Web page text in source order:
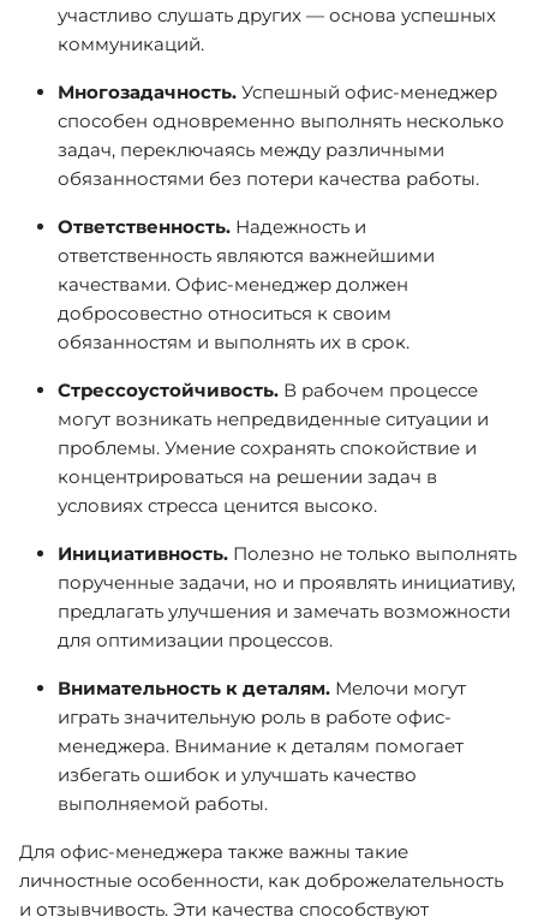
участливо слушать других — основа успешных
коммуникаций.
Многозадачность. Успешный офис-менеджер
способен одновременно выполнять несколько
задач, переключаясь между различными
обязанностями без потери качества работы.
Ответственность. Надежность и
ответственность являются важнейшими
качествами. Офис-менеджер должен
добросовестно относиться к своим
обязанностям и выполнять их в срок.
Стрессоустойчивость. В рабочем процессе
могут возникать непредвиденные ситуации и
проблемы. Умение сохранять спокойствие и
концентрироваться на решении задач в
условиях стресса ценится высоко.
Инициативность. Полезно не только выполнять
порученные задачи, но и проявлять инициативу,
предлагать улучшения и замечать возможности
для оптимизации процессов.
Внимательность к деталям. Мелочи могут
играть значительную роль в работе офис-
менеджера. Внимание к деталям помогает
избегать ошибок и улучшать качество
выполняемой работы.
Для офис-менеджера также важны такие
личностные особенности, как доброжелательность
и отзывчивость. Эти качества способствуют